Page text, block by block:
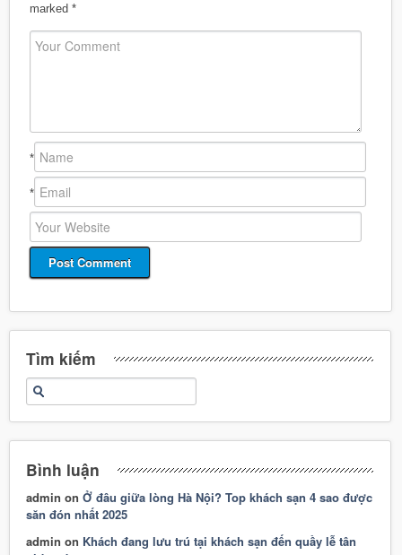
marked *
*
*
Tìm kiếm
Bình luận
admin onỞ đâu giữa lòng Hà Nội? Top khách sạn 4 sao được
săn đón nhất 2025
admin on Khách đang lưu trú tại khách sạn đến quầy lễ tân